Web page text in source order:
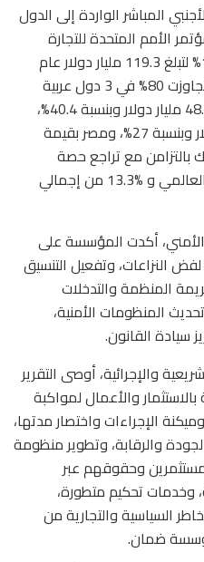
المباشر الواردة إلى الدول
الأمم المتحدة للتجارة
والتنمية)؛ فقد تراجعت بمعدل 10% لتبلغ 119.3 مليار دولار عام
2025، مع استمرار تركزها بنسبة تجاوزت 80% في 3 دول عربية
بنسبة 80% هي الإمارات بقيمة 48.2 مليار دولار وبنسبة 40.4%،
والسعودية بقيمة 32.6 مليار دولار وبنسبة 27%، ومصر بقيمة
وبنسبة 13%، وذلك بالتزامن مع تراجع حصة
المنطقة إلى 7.3% من الإجمالي العالمي و %13.3 من إجمالي
أكدت المؤسسة على
النزاعات، وتفعيل التنسيق
المنظمة والتدخلات
المنظومات الأمنية،
سيادة القانون.
والإجرائية، أوصى التقرير
والأعمال لمواكبة
الإجراءات واختصار مدتها،
والرقابة، وتطوير منظومة
وحقوقهم عبر
وخدمات تحكيم متطورة،
السياسية والتجارية من
ضمان.